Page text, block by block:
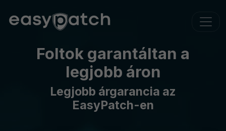
Foltok garantáltan a
legjobb áron
Legjobb árgarancia az
EasyPatch-en